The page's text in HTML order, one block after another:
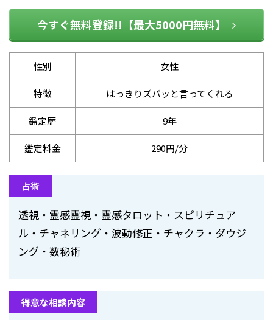
今すぐ無料登録!!【最大5000円無料】
性別 女性
特徴 はっきりズバッと言ってくれる
鑑定歴 9年
鑑定料金 290円/分
占術
透視・霊感霊視・霊感タロット・スピリチュア
ル・チャネリング・波動修正・チャクラ・ダウジ
ング・数秘術
得意な相談内容